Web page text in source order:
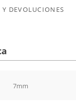
DEVOLUCIONES
7mm